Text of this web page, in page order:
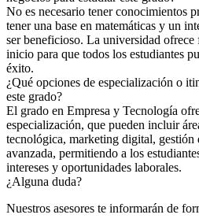
No es necesario tener conocimientos
tener una base en matemáticas y un
ser beneficioso. La universidad ofrece
inicio para que todos los estudiantes
éxito.
¿Qué opciones de especialización o
este grado?
El grado en Empresa y Tecnología
especialización, que pueden incluir
tecnológica, marketing digital, gestión
avanzada, permitiendo a los
intereses y oportunidades laborales.
¿Alguna duda?
Nuestros asesores te informarán de